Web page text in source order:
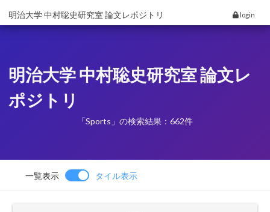
明治大学 中村聡史研究室 論文レポジトリ login
明治大学 中村聡史研究室 論文レ
ポジトリ
「Sports」の検索結果：662件
一覧表示 タイル表示